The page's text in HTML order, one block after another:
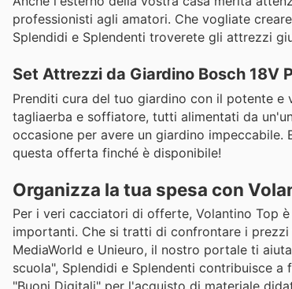
professionisti agli amatori. Che vogliate
Splendidi e Splendenti troverete gli attrezzi
Set Attrezzi da Giardino Bosch 18V
Prenditi cura del tuo giardino con il potente e
tagliaerba e soffiatore, tutti alimentati da
occasione per avere un giardino impeccabile.
questa offerta finché è disponibile!
Organizza la tua spesa con
Per i veri cacciatori di offerte, Volantino Top
importanti. Che si tratti di confrontare i
MediaWorld e Unieuro, il nostro portale ti
scuola", Splendidi e Splendenti contribuisce
"Buoni Digitali" per l'acquisto di materiale